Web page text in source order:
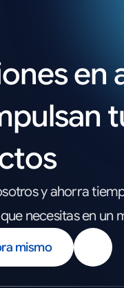
en
y ahorra
necesitas en un
mismo